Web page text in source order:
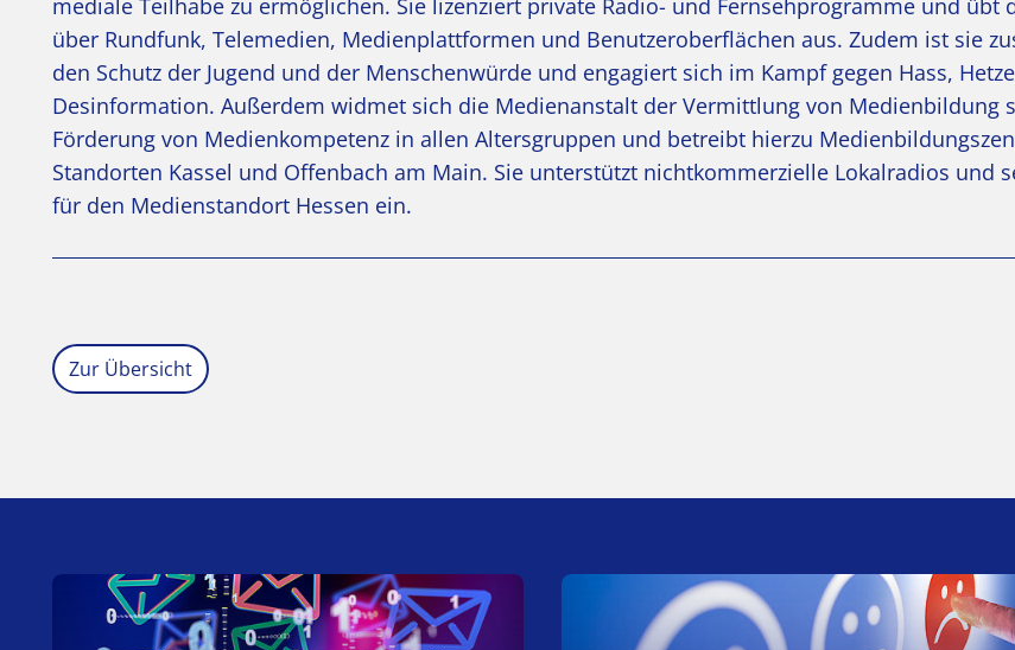
mediale Teilhabe zu ermöglichen. Sie lizenziert private Radio- und Fernsehprogramme und übt
über Rundfunk, Telemedien, Medienplattformen und Benutzeroberflächen aus. Zudem ist sie
den Schutz der Jugend und der Menschenwürde und engagiert sich im Kampf gegen Hass,
Desinformation. Außerdem widmet sich die Medienanstalt der Vermittlung von Medienbildung
Förderung von Medienkompetenz in allen Altersgruppen und betreibt hierzu
Standorten Kassel und Offenbach am Main. Sie unterstützt nichtkommerzielle Lokalradios und
für den Medienstandort Hessen ein.
Zur Übersicht